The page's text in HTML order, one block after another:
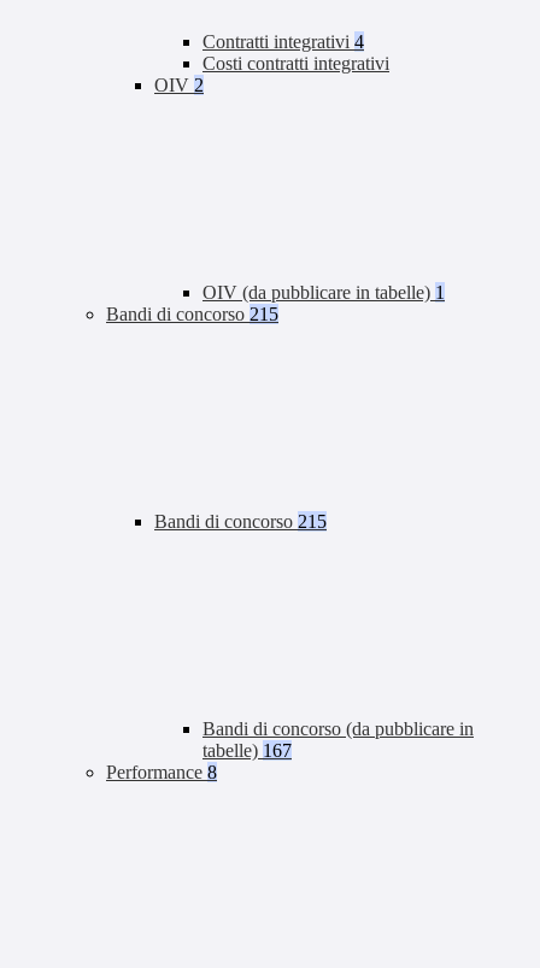
Contratti integrativi 4
Costi contratti integrativi
OIV 2
OIV (da pubblicare in tabelle) 1
Bandi di concorso 215
Bandi di concorso 215
Bandi di concorso (da pubblicare in
tabelle) 167
Performance 8